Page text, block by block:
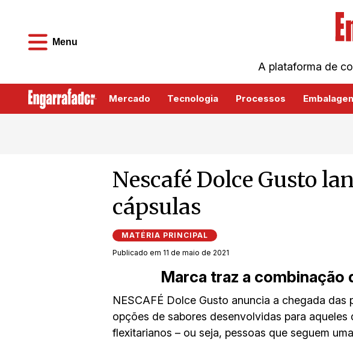
Menu
A plataforma de
Mercado Tecnologia Processos
Nescafé Dolce Gusto
cápsulas
MATÉRIA PRINCIPAL
Publicado em 11 de maio de 2021
Marca traz a
NESCAFÉ Dolce Gusto anuncia a chegada
opções de sabores desenvolvidas para
flexitarianos – ou seja, pessoas que seguem